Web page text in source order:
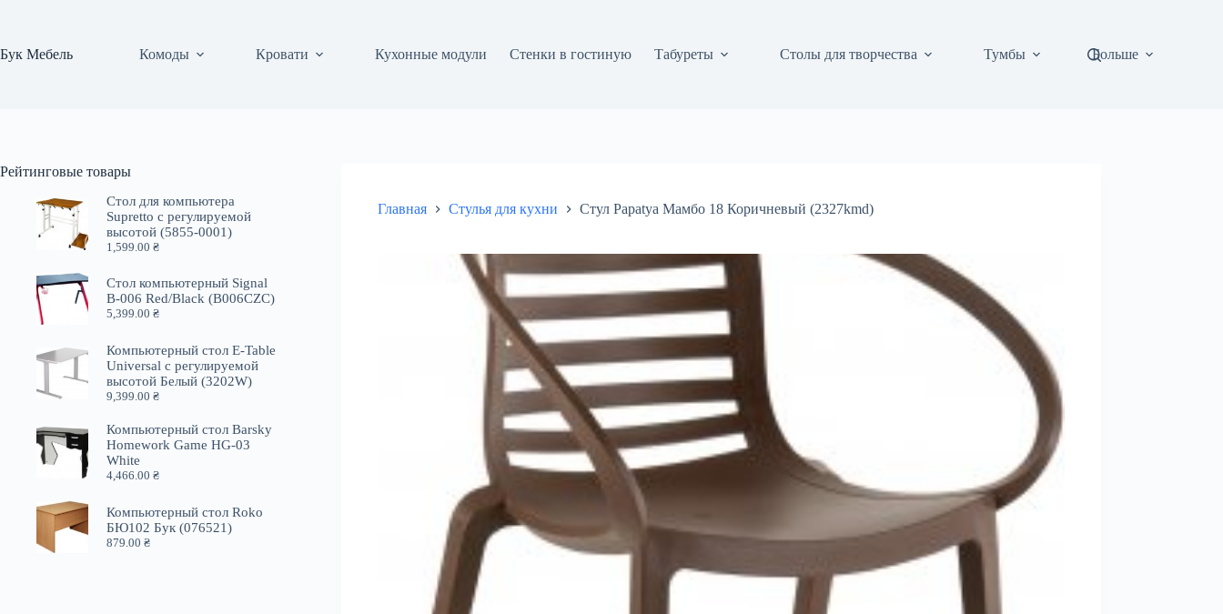
Бук Мебель
Комоды Кровати Кухонные модули Стенки в гостиную Табуреты Столы для творчества Тумбы Больше
Главная Стулья для кухни Стул Papatya Мамбо 18 Коричневый (2327kmd)
Рейтинговые товары
Стол для компьютера
Supretto с регулируемой
высотой (5855-0001)
1,599.00₴
Стол компьютерный Signal
B-006 Red/Black (B006CZC)
5,399.00₴
Компьютерный стол E-Table
Universal с регулируемой
высотой Белый (3202W)
9,399.00₴
Компьютерный стол Barsky
Homework Game HG-03
White
4,466.00₴
Компьютерный стол Roko
БЮ102 Бук (076521)
879.00₴